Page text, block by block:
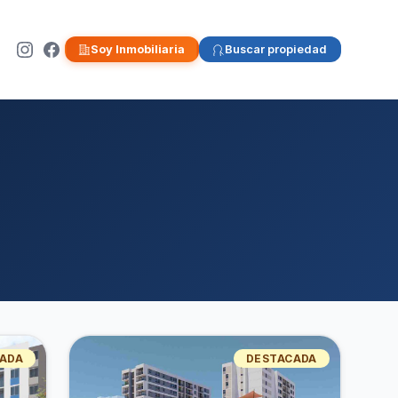
Soy Inmobiliaria Buscar propiedad
DESTACADA